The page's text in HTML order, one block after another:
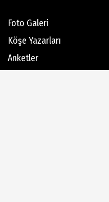
Foto Galeri
Köşe Yazarları
Anketler